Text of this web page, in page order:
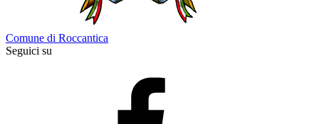
Comune di Roccantica
Seguici su